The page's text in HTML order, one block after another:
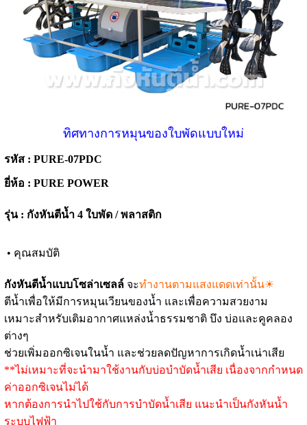
ทิศทางการหมุนของใบพัดแบบใหม่
รหัส : PURE-07PDC
ยี่ห้อ : PURE POWER
รุ่น : กังหันตีน้ำ 4 ใบพัด / พลาสติก
• คุณสมบัติ
กังหันตีน้ำแบบโซล่าเซลล์จะทำงานตามแสงแดดเท่านั้น☀
ตีน้ำเพื่อให้มีการหมุนเวียนของน้ำ และเพื่อความสวยงาม
เหมาะสำหรับเติมอากาศแหล่งน้ำธรรมชาติ บึง บ่อและคูคลอง
ต่างๆ
ช่วยเพิ่มออกซิเจนในน้ำ และช่วยลดปัญหาการเกิดน้ำเน่าเสีย
**ไม่เหมาะที่จะนำมาใช้งานกับบ่อบำบัดน้ำเสีย เนื่องจากกำหนด
ค่าออกซิเจนไม่ได้
หากต้องการนำไปใช้กับการบำบัดน้ำเสีย แนะนำเป็นกังหันน้ำ
ระบบไฟฟ้า